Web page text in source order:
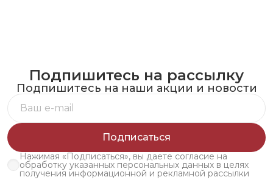
Подпишитесь на рассылку
Подпишитесь на наши акции и новости
Подписаться
Нажимая «Подписаться», вы даете согласие на
обработку указанных персональных данных в целях
получения информационной и рекламной рассылки